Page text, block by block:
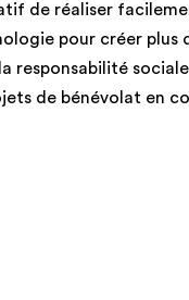
de réaliser
pour créer plus
responsabilité
de bénévolat en